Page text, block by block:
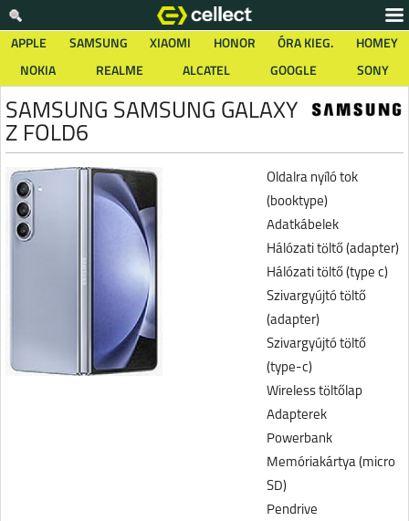
APPLE SAMSUNG XIAOMI HONOR ÓRA KIEG.
HOMEY
NOKIA
REALME ALCATEL GOOGLE SONY
SAMSUNG SAMSUNG GALAXY
Z FOLD6
Oldalra nyíló tok
(booktype)
Adatkábelek
Hálózati töltő (adapter)
Hálózati töltő (type c)
Szivargyújtó töltő
(adapter)
Szivargyújtó töltő
(type-c)
Wireless töltőlap
Adapterek
Powerbank
Memóriakártya (micro
SD)
Pendrive